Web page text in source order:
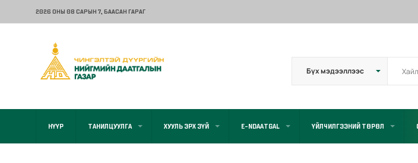
2026 ОНЫ 08 САРЫН 7, БААСАН ГАРАГ
НҮҮР ТАНИЛЦУУЛГА ХУУЛЬ ЭРХ ЗҮЙ E-NDAATGAL ҮЙЛЧИЛГЭЭНИЙ ТӨРӨЛ